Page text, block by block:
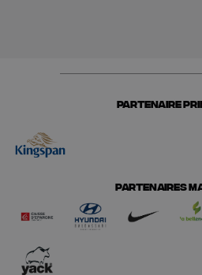
PARTENAIRE
PARTENAIRES